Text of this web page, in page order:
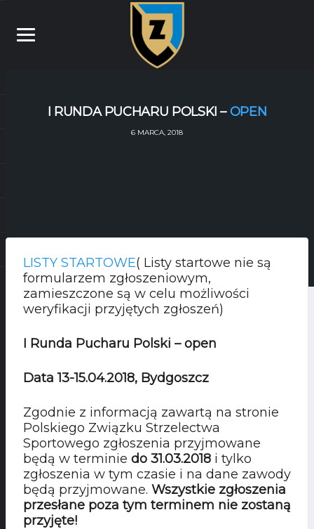
I RUNDA PUCHARU POLSKI –OPEN
6 MARCA, 2018
LISTY STARTOWE( Listy startowe nie są
formularzem zgłoszeniowym,
zamieszczone są w celu możliwości
weryfikacji przyjętych zgłoszeń)
I Runda Pucharu Polski – open
Data 13-15.04.2018, Bydgoszcz
Zgodnie z informacją zawartą na stronie
Polskiego Związku Strzelectwa
Sportowego zgłoszenia przyjmowane
będą w terminie do 31.03.2018 i tylko
zgłoszenia w tym czasie i na dane zawody
będą przyjmowane. Wszystkie zgłoszenia
przesłane poza tym terminem nie zostaną
przyjęte!